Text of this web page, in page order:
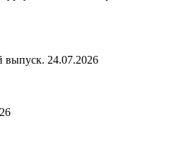
выпуск. 24.07.2026